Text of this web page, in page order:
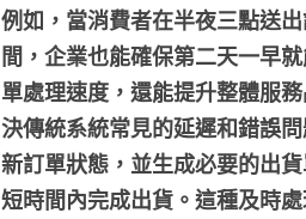
例如，當消費者在半夜三點送
間，企業也能確保第二天一早
單處理速度，還能提升整體服
決傳統系統常見的延遲和錯誤
新訂單狀態，並生成必要的出
短時間內完成出貨。這種及時